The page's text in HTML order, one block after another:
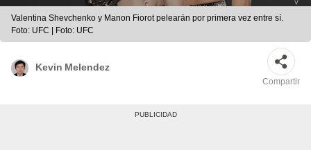
Valentina Shevchenko y Manon Fiorot pelearán por primera vez entre sí.
Foto: UFC | Foto: UFC
Kevin Melendez
Compartir